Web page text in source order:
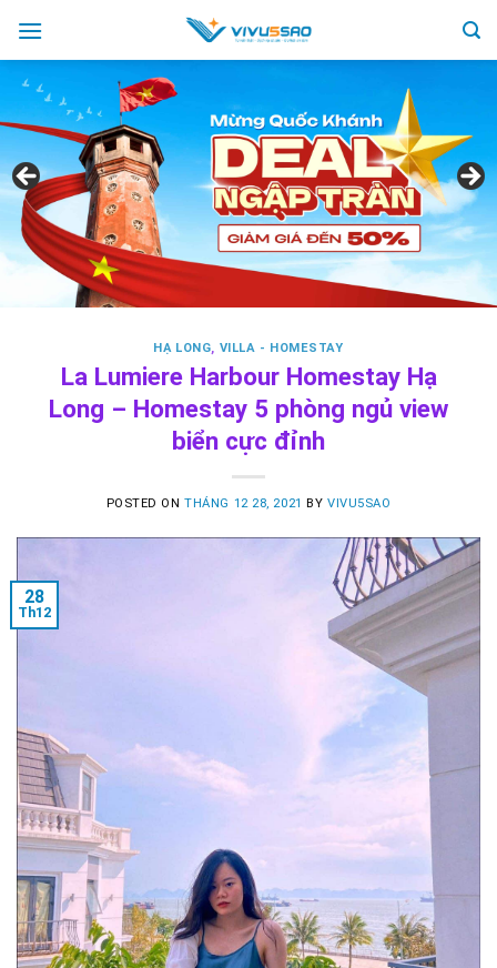
content
HẠ LONG, VILLA - HOMESTAY
La Lumiere Harbour Homestay Hạ
Long – Homestay 5 phòng ngủ view
biển cực đỉnh
POSTED ONTHÁNG 12 28, 2021 BY VIVU5SAO
28
Th12